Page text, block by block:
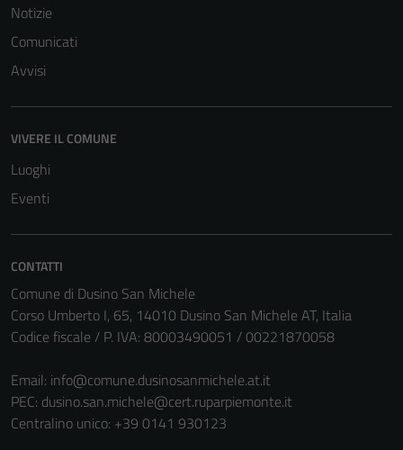
Notizie
Comunicati
Avvisi
VIVERE IL COMUNE
Luoghi
Eventi
CONTATTI
Comune di Dusino San Michele
Corso Umberto I, 65, 14010 Dusino San Michele AT, Italia
Codice fiscale / P. IVA: 80003490051 / 00221870058
Email: info@comune.dusinosanmichele.at.it
PEC: dusino.san.michele@cert.ruparpiemonte.it
Centralino unico: +39 0141 930123